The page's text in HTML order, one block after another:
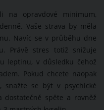
na opravdové minimum,
Vaše strava by měla
Navíc se v průběhu dne
Právě stres totiž snižuje
leptinu, v důsledku čehož
Pokud chcete naopak
snažte se být v psychické
dostatečně spěte a rovněž